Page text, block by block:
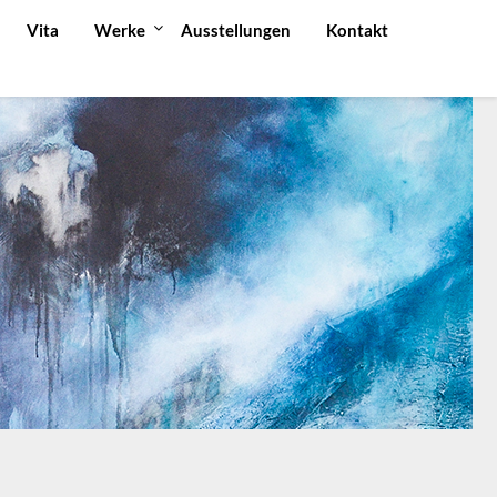
Vita Werke Ausstellungen Kontakt